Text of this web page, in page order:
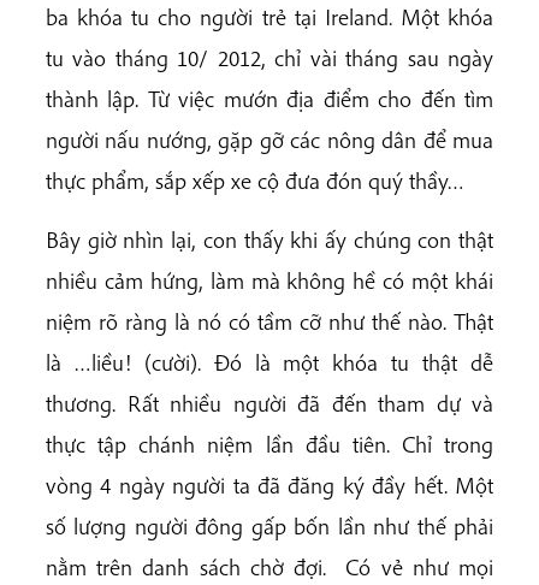
ba khóa tu cho người trẻ tại Ireland. Một khóa
tu vào tháng 10/ 2012, chỉ vài tháng sau ngày
thành lập. Từ việc mướn địa điểm cho đến tìm
người nấu nướng, gặp gỡ các nông dân để mua
thực phẩm, sắp xếp xe cộ đưa đón quý thầy…
Bây giờ nhìn lại, con thấy khi ấy chúng con thật
nhiều cảm hứng, làm mà không hề có một khái
niệm rõ ràng là nó có tầm cỡ như thế nào. Thật
là …liều! (cười). Đó là một khóa tu thật dễ
thương. Rất nhiều người đã đến tham dự và
thực tập chánh niệm lần đầu tiên. Chỉ trong
vòng 4 ngày người ta đã đăng ký đầy hết. Một
số lượng người đông gấp bốn lần như thế phải
nằm trên danh sách chờ đợi. Có vẻ như mọi